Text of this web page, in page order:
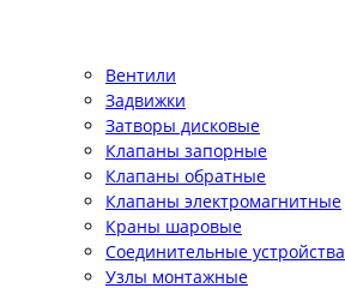
Вентили
Задвижки
Затворы дисковые
Клапаны запорные
Клапаны обратные
Клапаны электромагнитные
Краны шаровые
Соединительные устройства
Узлы монтажные